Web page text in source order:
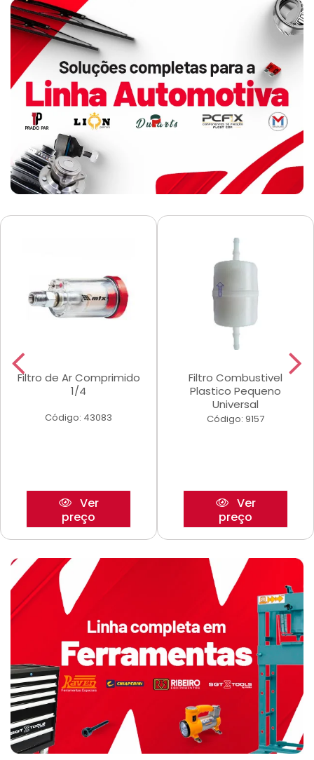
Filtro de Ar Comprimido
1/4
Código: 43083
Ver
preço
Filtro Combustivel
Plastico Pequeno
Universal
Código: 9157
Ver
preço